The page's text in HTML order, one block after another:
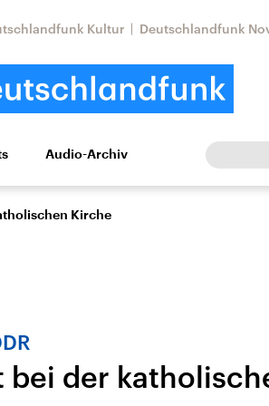
Kultur Deutschlandfunk
Kultur Europa
Iran
Audio-Archiv
Kirche
bei der